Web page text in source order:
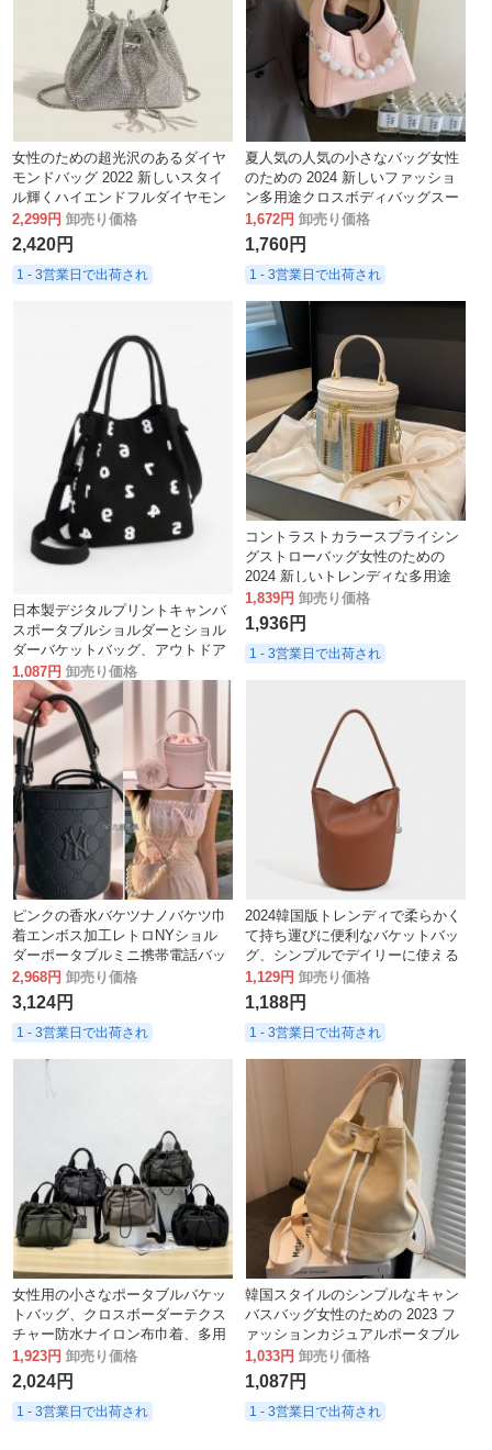
女性のための超光沢のあるダイヤ
モンドバッグ 2022 新しいスタイ
ル輝くハイエンドフルダイヤモン
ドバケットバッグクロスボディハ
ンドバッグ
2,299円 卸売り価格
2,420円
1 - 3営業日で出荷され
夏人気の人気の小さなバッグ女性
のための 2024 新しいファッショ
ン多用途クロスボディバッグスー
パーホットミニポータブル小さな
バッグ
1,672円 卸売り価格
1,760円
1 - 3営業日で出荷され
日本製デジタルプリントキャンバ
スポータブルショルダーとショル
ダーバケットバッグ、アウトドア
ショッピングトートクロスボディ
バッグ
1,087円 卸売り価格
1,144円
1 - 3営業日で出荷され
コントラストカラースプライシン
グストローバッグ女性のための
2024 新しいトレンディな多用途
クロスボディバッグ夏のホットハ
ンドバッグ
1,839円 卸売り価格
1,936円
1 - 3営業日で出荷され
ピンクの香水バケツナノバケツ巾
着エンボス加工レトロNYショル
ダーポータブルミニ携帯電話バッ
グ
2,968円 卸売り価格
3,124円
1 - 3営業日で出荷され
2024韓国版トレンディで柔らかく
て持ち運びに便利なバケットバッ
グ、シンプルでデイリーに使える
大容量バッグ、女性用の質感のあ
るショルダーバッグ
1,129円 卸売り価格
1,188円
1 - 3営業日で出荷され
女性用の小さなポータブルバケッ
トバッグ、クロスボーダーテクス
チャー防水ナイロン布巾着、多用
途カジュアルショルダークロスボ
ディバッグ
1,923円 卸売り価格
2,024円
1 - 3営業日で出荷され
韓国スタイルのシンプルなキャン
バスバッグ女性のための 2023 フ
ァッションカジュアルポータ​​ブル
バケットバッグ学生多用途ショル
ダークロスボディバッグ
1,033円 卸売り価格
1,087円
1 - 3営業日で出荷され